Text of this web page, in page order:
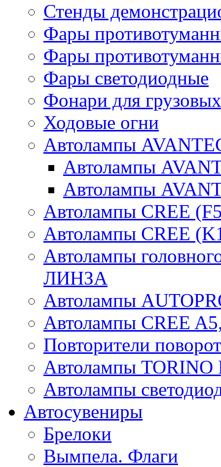
Стенды
Фары
Фары
Фары светодиодные
Фонари для
Ходовые огни
Автолампы
Автолампы
Автолампы
Автолампы CREE
Автолампы CREE
Автолампы
ЛИНЗА
Автолампы
Автолампы CREE
Повторители
Автолампы
Автолампы
Автосувениры
Брелоки
Вымпела. Флаги